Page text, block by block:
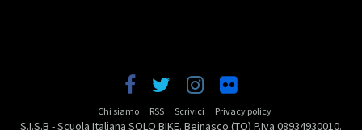
Chi siamo RSS Scrivici Privacy policy
S.I.S.B - Scuola Italiana SOLO BIKE. Beinasco (TO) P.Iva 08934930010.